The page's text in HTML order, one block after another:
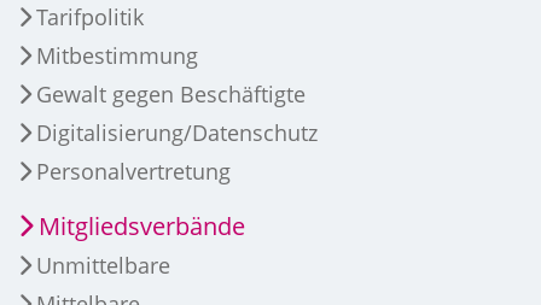
Tarifpolitik
Mitbestimmung
Gewalt gegen Beschäftigte
Digitalisierung/Datenschutz
Personalvertretung
Mitgliedsverbände
Unmittelbare